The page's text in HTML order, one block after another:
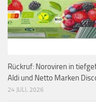
Rückruf: Noroviren in
Aldi und Netto Marken
24 JULI, 2026